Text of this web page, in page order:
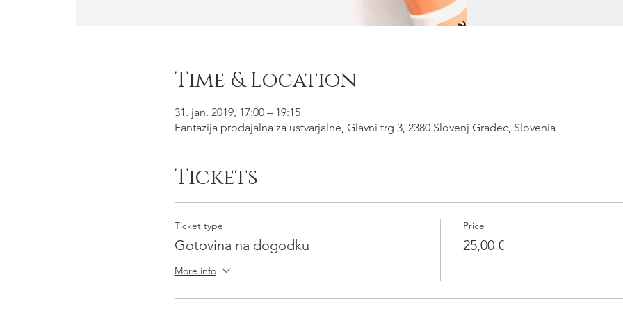
Time & Location
31. jan. 2019, 17:00 – 19:15
Fantazija prodajalna za ustvarjalne, Glavni trg 3, 2380 Slovenj Gradec, Slovenia
Tickets
Ticket type
Gotovina na dogodku
More info
Price
25,00 €